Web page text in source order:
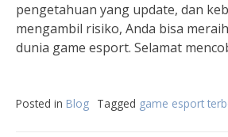
pengetahuan yang update, dan
mengambil risiko, Anda bisa
dunia game esport. Selamat
Posted in Blog Tagged game esport